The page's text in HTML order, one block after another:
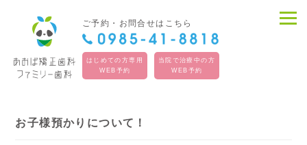
ご予約・お問合せはこちら
はじめての方専用
WEB予約
当院で治療中の方
WEB予約
お子様預かりについて！